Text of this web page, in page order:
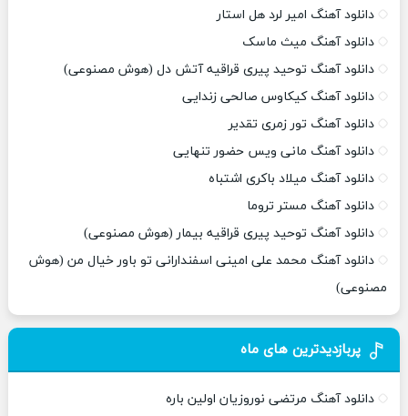
دانلود آهنگ امیر لرد هل استار
دانلود آهنگ میث ماسک
دانلود آهنگ توحید پیری قراقیه آتش دل (هوش مصنوعی)
دانلود آهنگ کیکاوس صالحی زندایی
دانلود آهنگ تور زمری تقدیر
دانلود آهنگ مانی ویس حضور تنهایی
دانلود آهنگ میلاد باکری اشتباه
دانلود آهنگ مستر تروما
دانلود آهنگ توحید پیری قراقیه بیمار (هوش مصنوعی)
دانلود آهنگ محمد علی امینی اسفندارانی تو باور خیال من (هوش
مصنوعی)
پربازدیدترین های ماه
دانلود آهنگ مرتضی نوروزیان اولین باره